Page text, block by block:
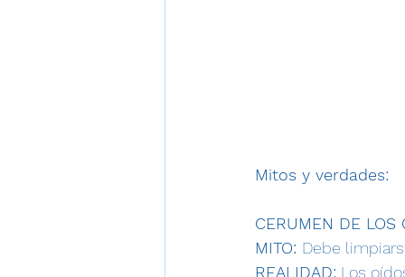
Mitos y verdades:
CERUMEN DE LOS
MITO: Debe
REALIDAD: Los